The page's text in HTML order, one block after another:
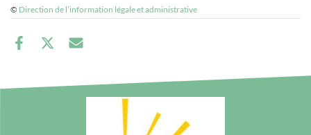
© Direction de l’information légale et administrative